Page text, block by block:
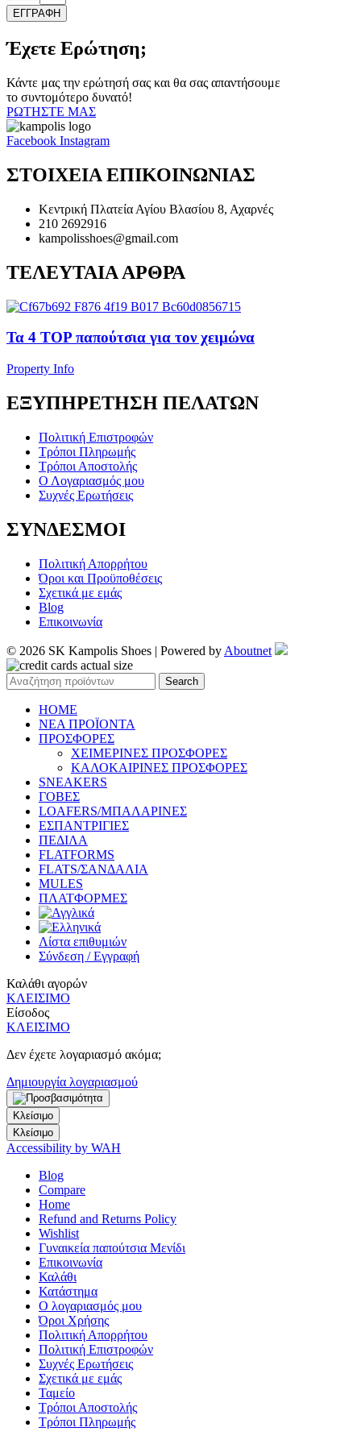
ΕΓΓΡΑΦΗ
Έχετε Ερώτηση;
Κάντε μας την ερώτησή σας και θα σας απαντήσουμε
το συντομότερο δυνατό!
ΡΩΤΗΣΤΕ ΜΑΣ
Facebook Instagram
ΣΤΟΙΧΕΙΑ ΕΠΙΚΟΙΝΩΝΙΑΣ
Κεντρική Πλατεία Αγίου Βλασίου 8, Αχαρνές
210 2692916
kampolisshoes@gmail.com
ΤΕΛΕΥΤΑΙΑ ΑΡΘΡΑ
Τα 4 TOP παπούτσια για τον χειμώνα
Property Info
ΕΞΥΠΗΡΕΤΗΣΗ ΠΕΛΑΤΩΝ
Πολιτική Επιστροφών
Τρόποι Πληρωμής
Τρόποι Αποστολής
Ο Λογαριασμός μου
Συχνές Ερωτήσεις
ΣΥΝΔΕΣΜΟΙ
Πολιτική Απορρήτου
Όροι και Προϋποθέσεις
Σχετικά με εμάς
Blog
Επικοινωνία
© 2026 SK Kampolis Shoes | Powered by Aboutnet
Search
HOME
ΝΕΑ ΠΡΟΪΟΝΤΑ
ΠΡΟΣΦΟΡΕΣ
ΧΕΙΜΕΡΙΝΕΣ ΠΡΟΣΦΟΡΕΣ
ΚΑΛΟΚΑΙΡΙΝΕΣ ΠΡΟΣΦΟΡΕΣ
SNEAKERS
ΓΟΒΕΣ
LOAFERS/ΜΠΑΛΑΡΙΝΕΣ
ΕΣΠΑΝΤΡΙΓΙΕΣ
ΠΕΔΙΛΑ
FLATFORMS
FLATS/ΣΑΝΔΑΛΙΑ
MULES
ΠΛΑΤΦΟΡΜΕΣ
Λίστα επιθυμιών
Σύνδεση / Εγγραφή
Καλάθι αγορών
ΚΛΕΙΣΙΜΟ
Είσοδος
ΚΛΕΙΣΙΜΟ
Δεν έχετε λογαριασμό ακόμα;
Δημιουργία λογαριασμού
Κλείσιμο
Κλείσιμο
Accessibility by WAH
Blog
Compare
Home
Refund and Returns Policy
Wishlist
Γυναικεία παπούτσια Μενίδι
Επικοινωνία
Καλάθι
Κατάστημα
Ο λογαριασμός μου
Όροι Χρήσης
Πολιτική Απορρήτου
Πολιτική Επιστροφών
Συχνές Ερωτήσεις
Σχετικά με εμάς
Ταμείο
Τρόποι Αποστολής
Τρόποι Πληρωμής